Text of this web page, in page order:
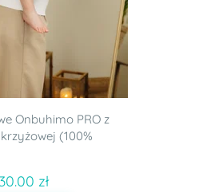
Onbuhimo PRO z
(100%
zł